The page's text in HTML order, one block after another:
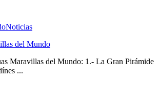
Noticias
del Mundo
Maravillas del Mundo: 1.- La Gran Pirámide
...